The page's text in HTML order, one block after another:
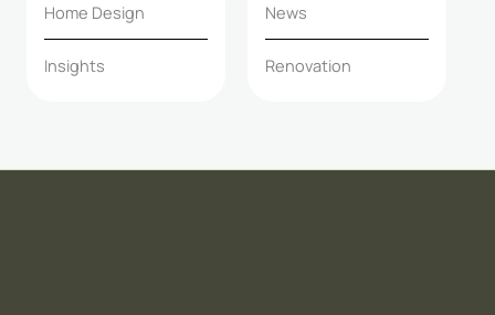
Home Design
Insights
News
Renovation